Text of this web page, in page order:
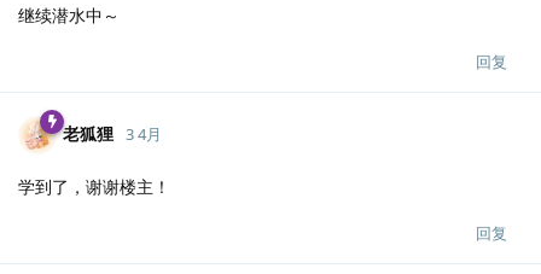
继续潜水中～
回复
老狐狸 3 4月
学到了，谢谢楼主！
回复